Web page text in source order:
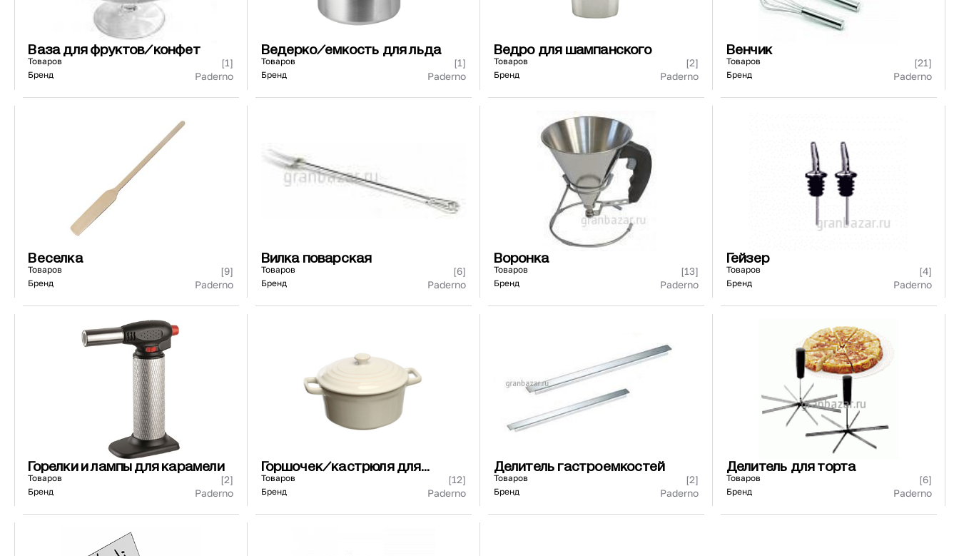
Ваза для фруктов/конфет
Товаров [1]
Бренд Paderno
Ведерко/емкость для льда
Товаров [1]
Бренд Paderno
Ведро для шампанского
Товаров [2]
Бренд Paderno
Венчик
Товаров [21]
Бренд Paderno
Веселка
Товаров [9]
Бренд Paderno
Вилка поварская
Товаров [6]
Бренд Paderno
Воронка
Товаров [13]
Бренд Paderno
Гейзер
Товаров [4]
Бренд Paderno
Горелки и лампы для карамели
Товаров [2]
Бренд Paderno
Горшочек/кастрюля для
запекания
Товаров [12]
Бренд Paderno
Делитель гастроемкостей
Товаров [2]
Бренд Paderno
Делитель для торта
Товаров [6]
Бренд Paderno